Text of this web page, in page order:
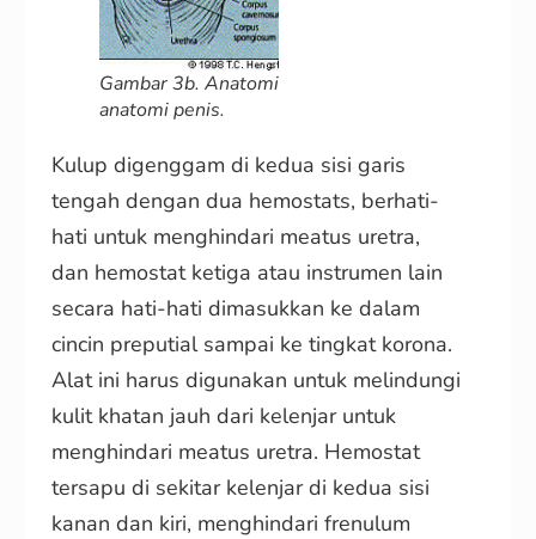
Gambar 3b. Anatomi
anatomi penis.
Kulup digenggam di kedua sisi garis
tengah dengan dua hemostats, berhati-
hati untuk menghindari meatus uretra,
dan hemostat ketiga atau instrumen lain
secara hati-hati dimasukkan ke dalam
cincin preputial sampai ke tingkat korona.
Alat ini harus digunakan untuk melindungi
kulit khatan jauh dari kelenjar untuk
menghindari meatus uretra. Hemostat
tersapu di sekitar kelenjar di kedua sisi
kanan dan kiri, menghindari frenulum